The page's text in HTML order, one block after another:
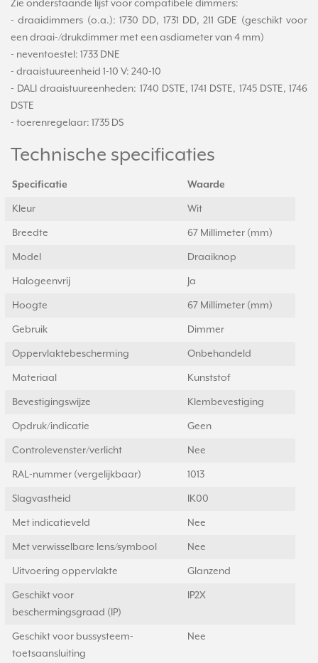
Zie onderstaande lijst voor compatibele dimmers:
- draaidimmers (o.a.): 1730 DD, 1731 DD, 211 GDE (geschikt voor
een draai-/drukdimmer met een asdiameter van 4 mm)
- neventoestel: 1733 DNE
- draaistuureenheid 1-10 V: 240-10
- DALI draaistuureenheden: 1740 DSTE, 1741 DSTE, 1745 DSTE, 1746
DSTE
- toerenregelaar: 1735 DS
Technische specificaties
Specificatie Waarde
Kleur Wit
Breedte 67 Millimeter (mm)
Model Draaiknop
Halogeenvrij Ja
Hoogte 67 Millimeter (mm)
Gebruik Dimmer
Oppervlaktebescherming Onbehandeld
Materiaal Kunststof
Bevestigingswijze Klembevestiging
Opdruk/indicatie Geen
Controlevenster/verlicht Nee
RAL-nummer (vergelijkbaar) 1013
Slagvastheid IK00
Met indicatieveld Nee
Met verwisselbare lens/symbool Nee
Uitvoering oppervlakte Glanzend
Geschikt voor
beschermingsgraad (IP)
IP2X
Geschikt voor bussysteem-
toetsaansluiting
Nee